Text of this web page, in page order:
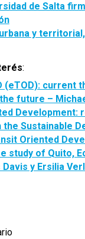
de Salta
y
:
(eTOD): current
future –
Development:
the Sustainable
Oriented
study of Quito,
Davis y Ersilia